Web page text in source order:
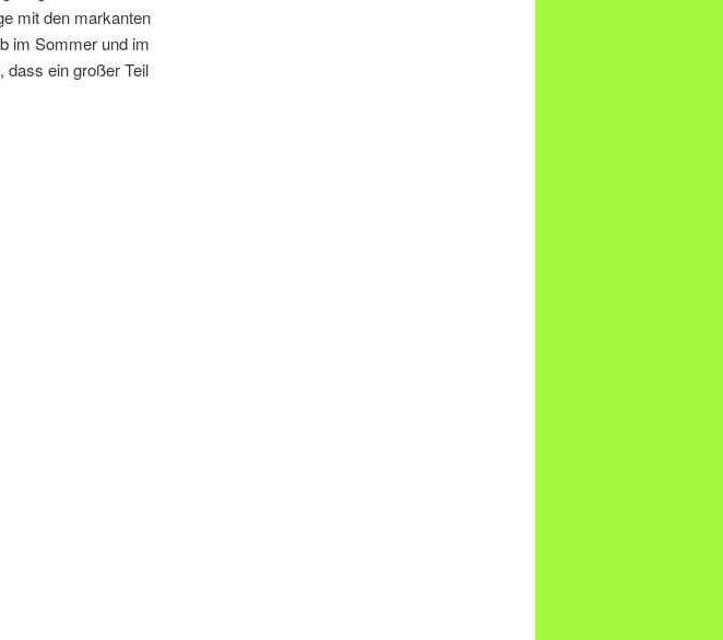
mit den markanten
im Sommer und im
dass ein großer Teil